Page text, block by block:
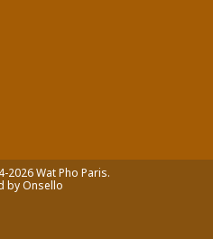
Wat Pho Paris.
byOnsello